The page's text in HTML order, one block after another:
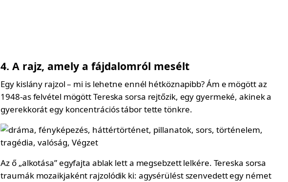
4. A rajz, amely a fájdalomról mesélt
Egy kislány rajzol – mi is lehetne ennél hétköznapibb? Ám e mögött az
1948-as felvétel mögött Tereska sorsa rejtőzik, egy gyermeké, akinek a
gyerekkorát egy koncentrációs tábor tette tönkre.
Az ő „alkotása” egyfajta ablak lett a megsebzett lelkére. Tereska sorsa
traumák mozaikjaként rajzolódik ki: agysérülést szenvedett egy német